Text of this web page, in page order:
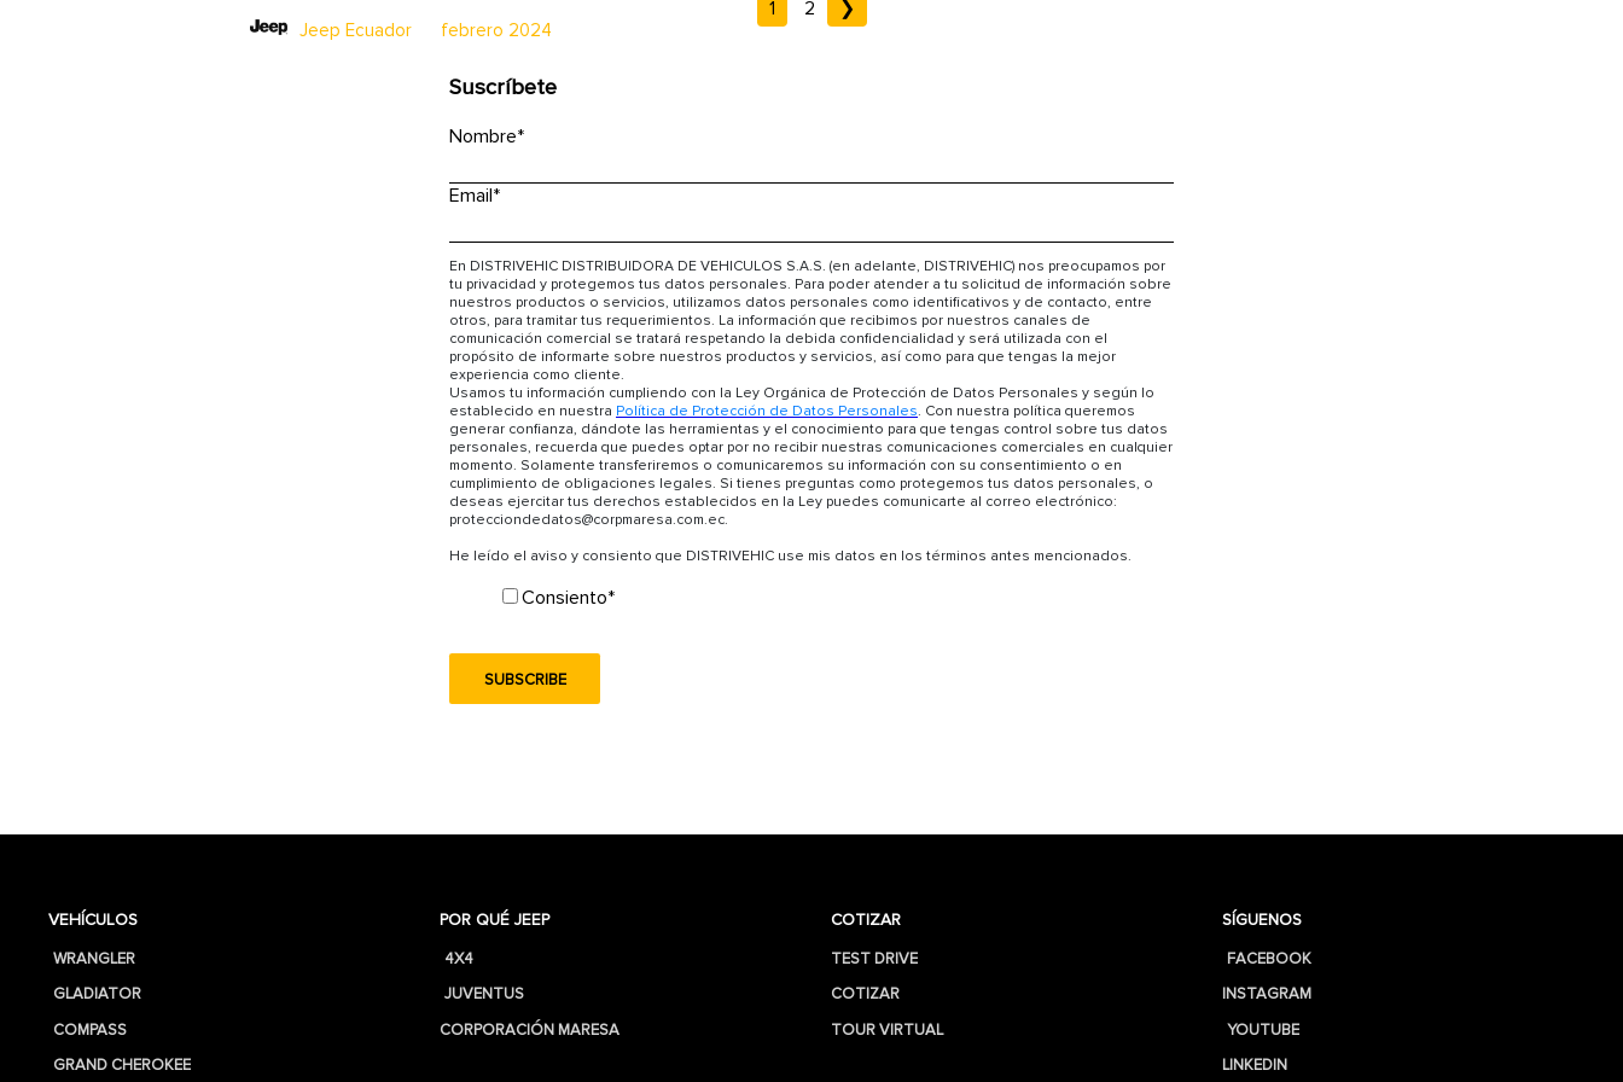
Jeep Ecuador febrero 2024
1 2 ❯
Suscríbete
Nombre*
Email*
En DISTRIVEHIC DISTRIBUIDORA DE VEHICULOS S.A.S. (en adelante, DISTRIVEHIC) nos preocupamos por
tu privacidad y protegemos tus datos personales. Para poder atender a tu solicitud de información sobre
nuestros productos o servicios, utilizamos datos personales como identificativos y de contacto, entre
otros, para tramitar tus requerimientos. La información que recibimos por nuestros canales de
comunicación comercial se tratará respetando la debida confidencialidad y será utilizada con el
propósito de informarte sobre nuestros productos y servicios, así como para que tengas la mejor
experiencia como cliente.
Usamos tu información cumpliendo con la Ley Orgánica de Protección de Datos Personales y según lo
establecido en nuestra Política de Protección de Datos Personales. Con nuestra política queremos
generar confianza, dándote las herramientas y el conocimiento para que tengas control sobre tus datos
personales, recuerda que puedes optar por no recibir nuestras comunicaciones comerciales en cualquier
momento. Solamente transferiremos o comunicaremos su información con su consentimiento o en
cumplimiento de obligaciones legales. Si tienes preguntas como protegemos tus datos personales, o
deseas ejercitar tus derechos establecidos en la Ley puedes comunicarte al correo electrónico:
protecciondedatos@corpmaresa.com.ec.
He leído el aviso y consiento que DISTRIVEHIC use mis datos en los términos antes mencionados.
Consiento*
VEHÍCULOS
WRANGLER
GLADIATOR
COMPASS
GRAND CHEROKEE
POR QUÉ JEEP
4X4
JUVENTUS
CORPORACIÓN MARESA
COTIZAR
TEST DRIVE
COTIZAR
TOUR VIRTUAL
SÍGUENOS
FACEBOOK
INSTAGRAM
YOUTUBE
LINKEDIN